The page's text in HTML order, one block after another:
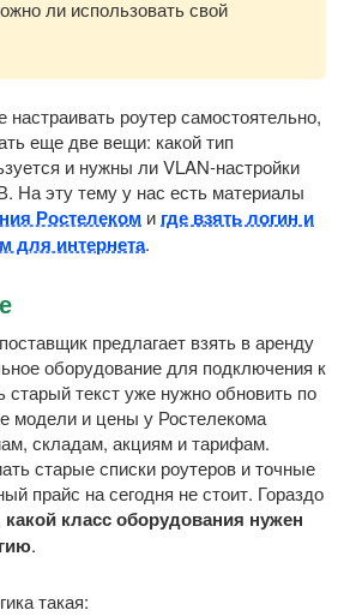
ли использовать свой
роутер самостоятельно,
еще две вещи: какой тип
и нужны ли VLAN-настройки
На эту тему у нас есть материалы
Ростелеком и где взять логин и
для интернета.
предлагает взять в аренду
оборудование для подключения к
старый текст уже нужно обновить по
модели и цены у Ростелекома
складам, акциям и тарифам.
старые списки роутеров и точные
прайс на сегодня не стоит. Гораздо
какой класс оборудования нужен
.
такая: